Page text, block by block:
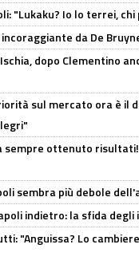
"Lukaku? Io lo terrei,
incoraggiante da De
dopo Clementino
sul mercato ora è il
sempre ottenuto
sembra più debole
indietro: la sfida
"Anguissa? Lo